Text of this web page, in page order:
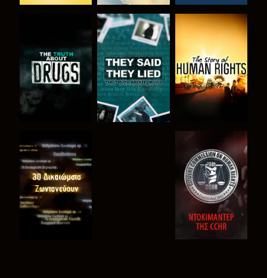
ΠΑΡΑΚΟΛΟΥΘΗΣΤΕ ΠΑΡΑΚΟΛΟΥΘΗΣΤΕ ΠΑΡΑΚΟΛΟΥΘΗΣΤΕ
ΠΑΡΑΚΟΛΟΥΘΗΣΤΕ ΠΑΡΑΚΟΛΟΥΘΗΣΤΕ